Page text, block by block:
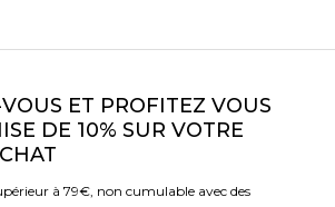
ET PROFITEZ VOUS
DE 10% SUR VOTRE
à 79€, non cumulable avec des